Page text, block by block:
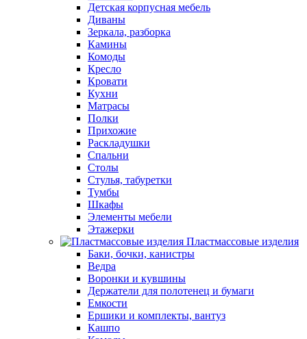
Детская корпусная мебель
Диваны
Зеркала, разборка
Камины
Комоды
Кресло
Кровати
Кухни
Матрасы
Полки
Прихожие
Раскладушки
Спальни
Столы
Стулья, табуретки
Тумбы
Шкафы
Элементы мебели
Этажерки
Пластмассовые изделия
Баки, бочки, канистры
Ведра
Воронки и кувшины
Держатели для полотенец и бумаги
Емкости
Ершики и комплекты, вантуз
Кашпо